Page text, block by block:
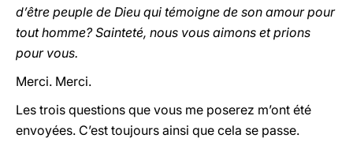
d’être peuple de Dieu qui témoigne de son amour pour
tout homme? Sainteté, nous vous aimons et prions
pour vous.
Merci. Merci.
Les trois questions que vous me poserez m’ont été
envoyées. C’est toujours ainsi que cela se passe.